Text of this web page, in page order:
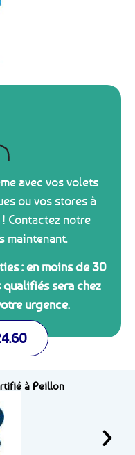
avec vos volets
ou vos stores à
Contactez notre
maintenant.
: en moins de 30
qualifiés sera chez
urgence.
à Peillon